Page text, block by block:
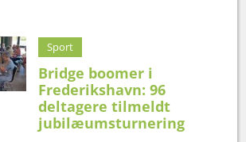
Sport
Bridge boomer i
Frederikshavn: 96
deltagere tilmeldt
jubilæumsturnering